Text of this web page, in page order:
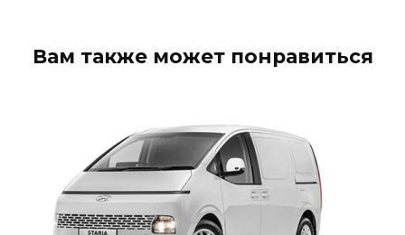
Вам также может понравиться